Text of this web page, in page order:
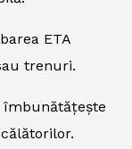
ETA
trenuri.
îmbunătățește